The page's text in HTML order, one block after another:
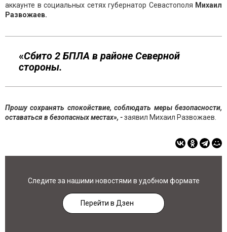
аккаунте в социальных сетях губернатор Севастополя Михаил
Развожаев.
«Сбито 2 БПЛА в районе Северной
стороны.
Прошу сохранять спокойствие, соблюдать меры безопасности,
оставаться в безопасных местах», -заявил Михаил Развожаев.
Следите за нашими новостями в удобном формате
Перейти в Дзен